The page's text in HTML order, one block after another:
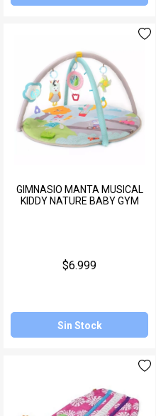
GIMNASIO MANTA MUSICAL
KIDDY NATURE BABY GYM
$6.999
Sin Stock